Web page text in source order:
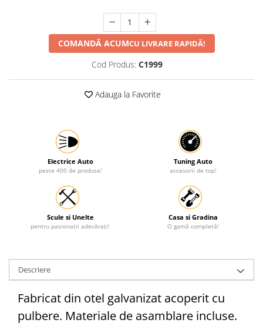
Scule Pneumatice
Slefuitoare
Suport motocicleta
Utilaje constructie
COMANDĂ ACUMCU LIVRARE RAPIDĂ!
Cod Produs: C1999
Adauga la Favorite
Electrice Auto
peste 400 de produse!
Tuning Auto
accesorii de top!
Scule si Unelte
pentru pasionații adevărați!
Casa si Gradina
O gamă completă!
Descriere
Fabricat din otel galvanizat acoperit cu
pulbere. Materiale de asamblare incluse.